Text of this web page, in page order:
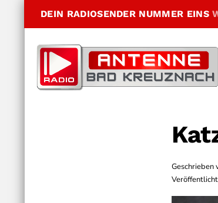
DEIN RADIOSENDER NUMMER EINS
Geschrieben